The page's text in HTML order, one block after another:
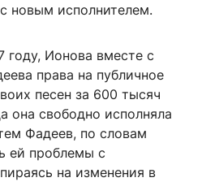
новым исполнителем.
году, Ионова вместе с
права на публичное
песен за 600 тысяч
она свободно исполняла
Фадеев, по словам
ей проблемы с
на изменения в